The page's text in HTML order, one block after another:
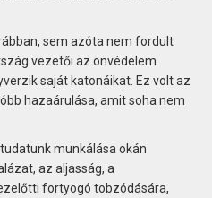
sem azóta nem fordult
vezetői az önvédelem
saját katonáikat. Ez volt az
hazaárulása, amit soha nem
munkálása okán
az aljasság, a
fortyogó tobzódására,